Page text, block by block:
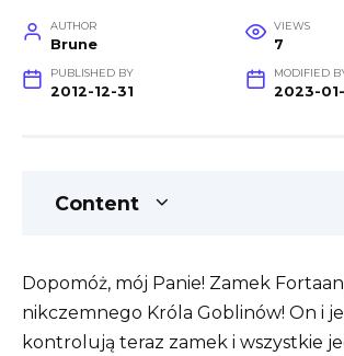
AUTHOR
Brune
VIEWS
7
PUBLISHED BY
2012-12-31
MODIFIED
2023-
Content
Dopomóż, mój Panie! Zamek
nikczemnego Króla Goblinów! On i
kontrolują teraz zamek i wszystkie